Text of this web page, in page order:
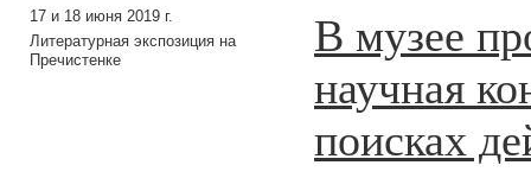
17 и 18 июня 2019 г.
Литературная экспозиция на
Пречистенке
В музее
научная
поисках